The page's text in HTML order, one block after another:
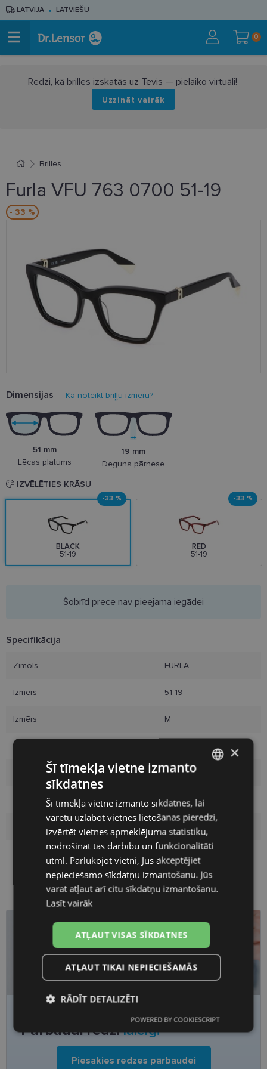
LATVIJA LATVIEŠU
0
Redzi, kā brilles izskatās uz Tevis — pielaiko virtuāli!
Uzzināt vairāk
Brilles
Furla VFU 763 0700 51-19
- 33 %
Dimensijas Kā noteikt briļļu izmēru?
51 mm
Lēcas platums
19 mm
Deguna pārnese
Specifikācija
Zīmols FURLA
Izmērs 51-19
Izmērs M
Krāsa
Plastmasa
Pircēju grupa Sievietēm
Lēcas platums
IZVĒLĒTIES KRĀSU
BLACK
51-19
-33 %
RED
51-19
-33 %
Šobrīd prece nav pieejama iegādei
Nogurums, migla vai saspringums acīs?
Pārbaudi redzilaicīgi
Piesakies redzes pārbaudei
ENGLISH
FINNISH
×
Šī tīmekļa vietne izmanto
sīkdatnes
Šī tīmekļa vietne izmanto sīkdatnes, lai
varētu uzlabot vietnes lietošanas pieredzi,
izvērtēt vietnes apmeklējuma statistiku,
nodrošināt tās darbību un funkcionalitāti
utml. Pārlūkojot vietni, Jūs akceptējiet
nepieciešamo sīkdatņu izmantošanu. Jūs
varat atļaut arī citu sīkdatņu izmantošanu.
Lasīt vairāk
ATĻAUT VISAS SĪKDATNES
ATĻAUT TIKAI NEPIECIEŠAMĀS
RĀDĪT DETALIZĒTI
sīkdatnes
Statistikas
sīkdatnes
POWERED BY COOKIESCRIPT